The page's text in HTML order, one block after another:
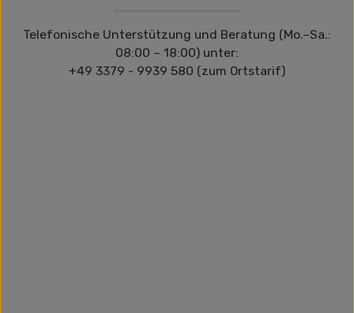
Telefonische Unterstützung und Beratung (Mo.–Sa.:
08:00 – 18:00) unter:
+49 3379 - 9939 580 (zum Ortstarif)